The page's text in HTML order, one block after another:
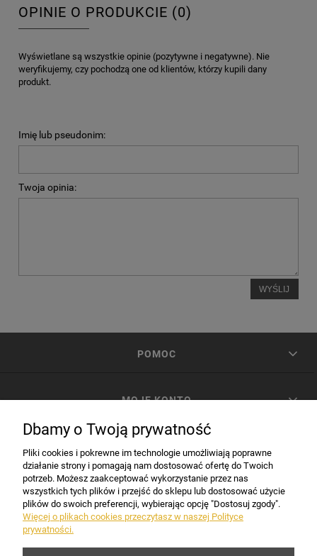
OPINIE O PRODUKCIE (0)
Wyświetlane są wszystkie opinie (pozytywne i negatywne). Nie
weryfikujemy, czy pochodzą one od klientów, którzy kupili dany
produkt.
Imię lub pseudonim:
Twoja opinia:
WYŚLIJ
POMOC
MOJE KONTO
INFORMACJE
Dbamy o Twoją prywatność
Pliki cookies i pokrewne im technologie umożliwiają poprawne
działanie strony i pomagają nam dostosować ofertę do Twoich
potrzeb. Możesz zaakceptować wykorzystanie przez nas
wszystkich tych plików i przejść do sklepu lub dostosować użycie
plików do swoich preferencji, wybierając opcję "Dostosuj zgody".
Więcej o plikach cookies przeczytasz w naszej Polityce
prywatności.